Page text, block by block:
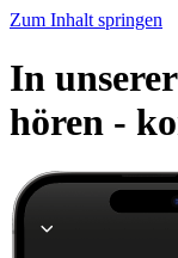
Zum Inhalt springen
In
hören -